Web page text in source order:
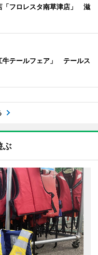
「フロレスタ南草津店」 滋
牛テールフェア」 テールス
ぶ